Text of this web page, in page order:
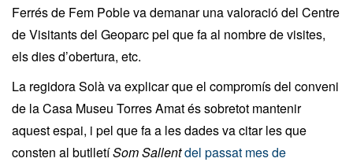
Ferrés de Fem Poble va demanar una valoració del Centre
de Visitants del Geoparc pel que fa al nombre de visites,
els dies d’obertura, etc.
La regidora Solà va explicar que el compromís del conveni
de la Casa Museu Torres Amat és sobretot mantenir
aquest espai, i pel que fa a les dades va citar les que
consten al butlletíSom Sallentdel passat mes de